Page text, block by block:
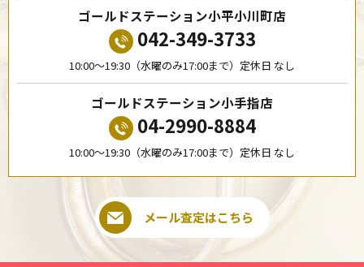
ゴールドステーション小平小川町店
042-349-3733
10:00〜19:30（水曜のみ17:00まで）定休日 なし
ゴールドステーション小手指店
04-2990-8884
10:00〜19:30（水曜のみ17:00まで）定休日 なし
メール査定はこちら